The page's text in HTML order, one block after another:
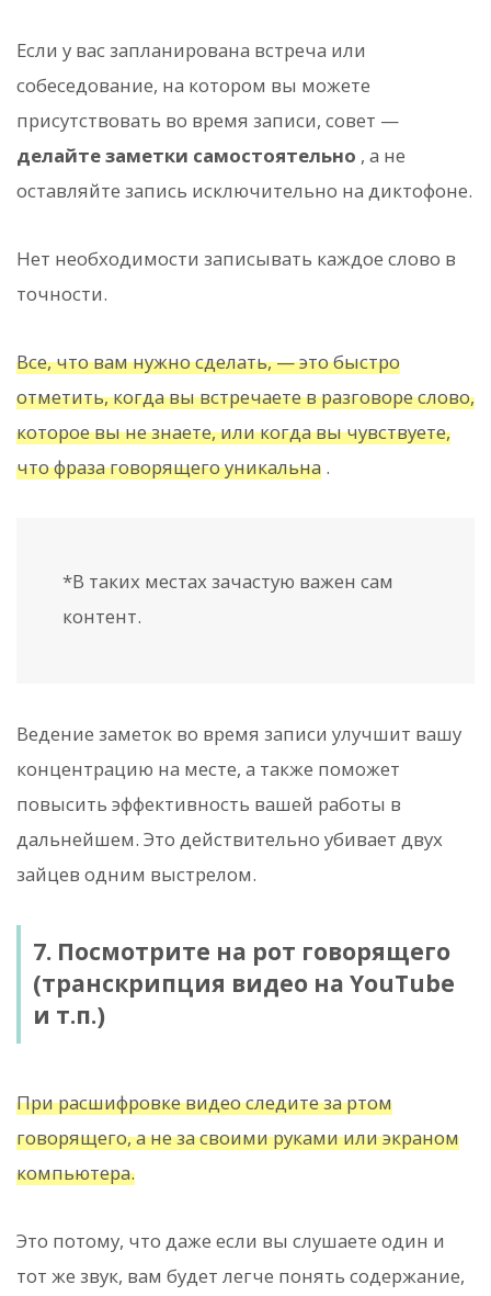
Если у вас запланирована встреча или
собеседование, на котором вы можете
присутствовать во время записи, совет —
делайте заметки самостоятельно , а не
оставляйте запись исключительно на диктофоне.
Нет необходимости записывать каждое слово в
точности.
Все, что вам нужно сделать, — это быстро
отметить, когда вы встречаете в разговоре слово,
которое вы не знаете, или когда вы чувствуете,
что фраза говорящего уникальна .
*В таких местах зачастую важен сам
контент.
Ведение заметок во время записи улучшит вашу
концентрацию на месте, а также поможет
повысить эффективность вашей работы в
дальнейшем. Это действительно убивает двух
зайцев одним выстрелом.
7. Посмотрите на рот говорящего
(транскрипция видео на YouTube
и т.п.)
При расшифровке видео следите за ртом
говорящего, а не за своими руками или экраном
компьютера.
Это потому, что даже если вы слушаете один и
тот же звук, вам будет легче понять содержание,